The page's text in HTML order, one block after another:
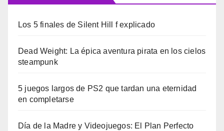
Los 5 finales de Silent Hill f explicado
Dead Weight: La épica aventura pirata en los cielos
steampunk
5 juegos largos de PS2 que tardan una eternidad
en completarse
Día de la Madre y Videojuegos: El Plan Perfecto